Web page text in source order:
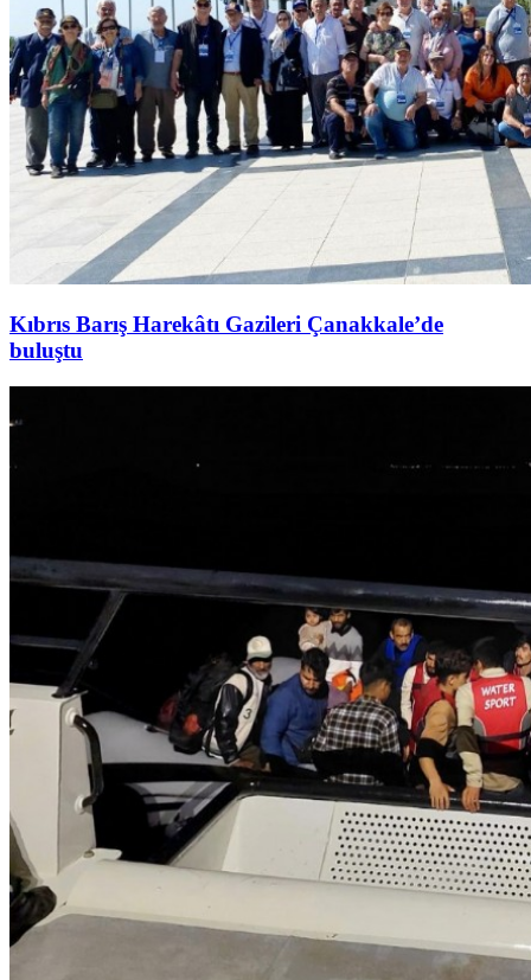
Kıbrıs Barış Harekâtı Gazileri Çanakkale’de
buluştu